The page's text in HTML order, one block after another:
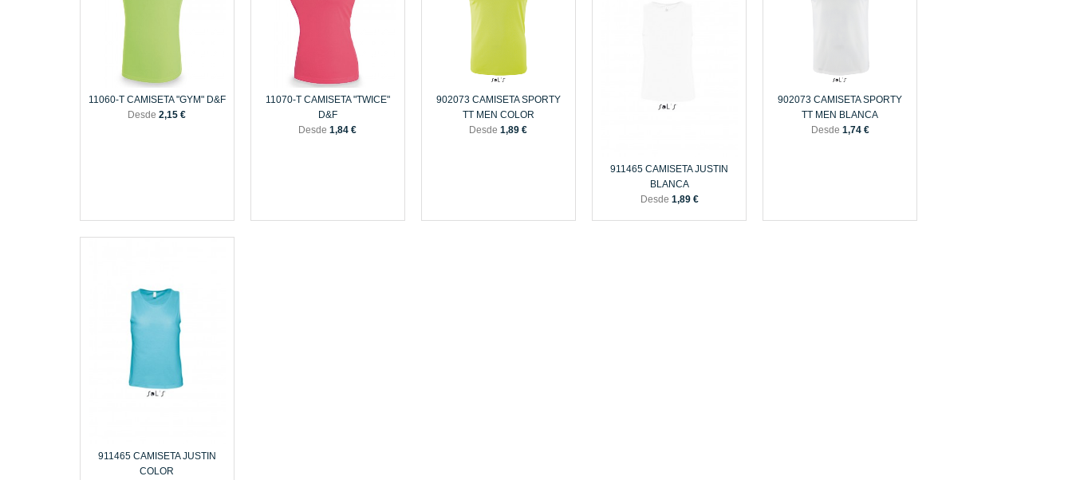
11060-T CAMISETA "GYM" D&F
Desde2,15 €
11070-T CAMISETA "TWICE"
D&F
Desde1,84 €
902073 CAMISETA SPORTY
TT MEN COLOR
Desde1,89 €
911465 CAMISETA JUSTIN
BLANCA
Desde 1,89 €
902073 CAMISETA SPORTY
TT MEN BLANCA
Desde 1,74 €
911465 CAMISETA JUSTIN
COLOR